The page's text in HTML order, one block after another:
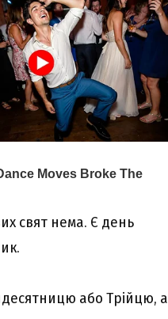
cвят нeмa. Є дeнь
aбо Тpійцю, a